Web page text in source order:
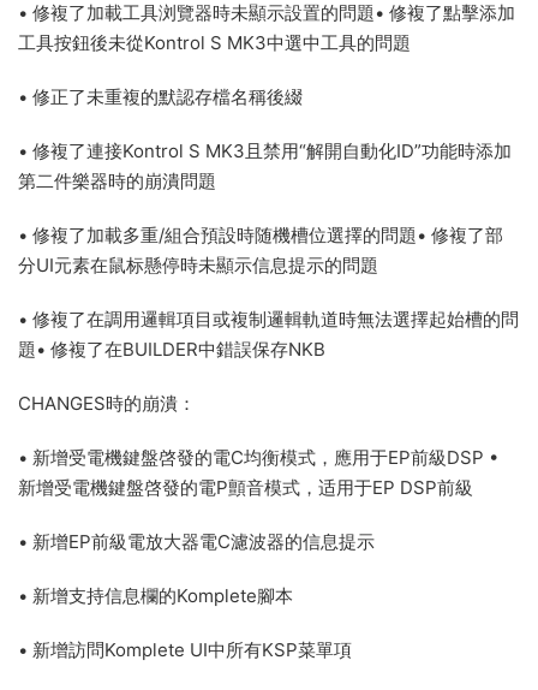
• 修複了加載工具浏覽器時未顯示設置的問題• 修複了點擊添加
工具按鈕後未從Kontrol S MK3中選中工具的問題
• 修正了未重複的默認存檔名稱後綴
• 修複了連接Kontrol S MK3且禁用“解開自動化ID”功能時添加
第二件樂器時的崩潰問題
• 修複了加載多重/組合預設時随機槽位選擇的問題• 修複了部
分UI元素在鼠标懸停時未顯示信息提示的問題
• 修複了在調用邏輯項目或複制邏輯軌道時無法選擇起始槽的問
題• 修複了在BUILDER中錯誤保存NKB
CHANGES時的崩潰：
• 新增受電機鍵盤啓發的電C均衡模式，應用于EP前級DSP •
新增受電機鍵盤啓發的電P顫音模式，适用于EP DSP前級
• 新增EP前級電放大器電C濾波器的信息提示
• 新增支持信息欄的Komplete腳本
• 新增訪問Komplete UI中所有KSP菜單項